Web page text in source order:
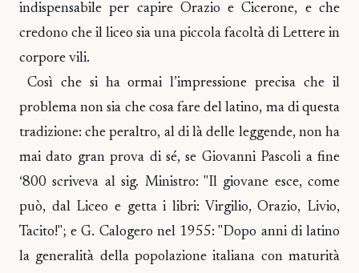
indispensabile per capire Orazio e Cicerone, e che
credono che il liceo sia una piccola facoltà di Lettere in
corpore vili.
Così che si ha ormai l’impressione precisa che il
problema non sia che cosa fare del latino, ma di questa
tradizione: che peraltro, al di là delle leggende, non ha
mai dato gran prova di sé, se Giovanni Pascoli a fine
‘800 scriveva al sig. Ministro: "Il giovane esce, come
può, dal Liceo e getta i libri: Virgilio, Orazio, Livio,
Tacito!"; e G. Calogero nel 1955: "Dopo anni di latino
la generalità della popolazione italiana con maturità